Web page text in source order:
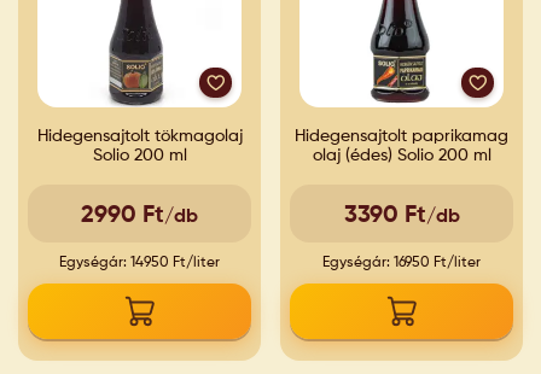
Hidegensajtolt tökmagolaj
Solio 200 ml
2990 Ft/db
Egységár: 14950 Ft/liter
Hidegensajtolt paprikamag
olaj (édes) Solio 200 ml
3390 Ft/db
Egységár: 16950 Ft/liter